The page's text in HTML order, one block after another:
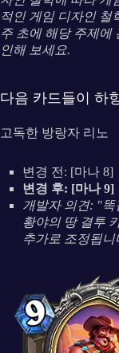
적인 게임 디자인 철
주 초에 해당 주제에
인해 보세요.
다음 카드들이 하
고독한 방랑자 리노
변경 전: [마나 8]
변경 후: [마나 9]
개발자 의견: "
황야의 땅 결투
추가로 조정됩니